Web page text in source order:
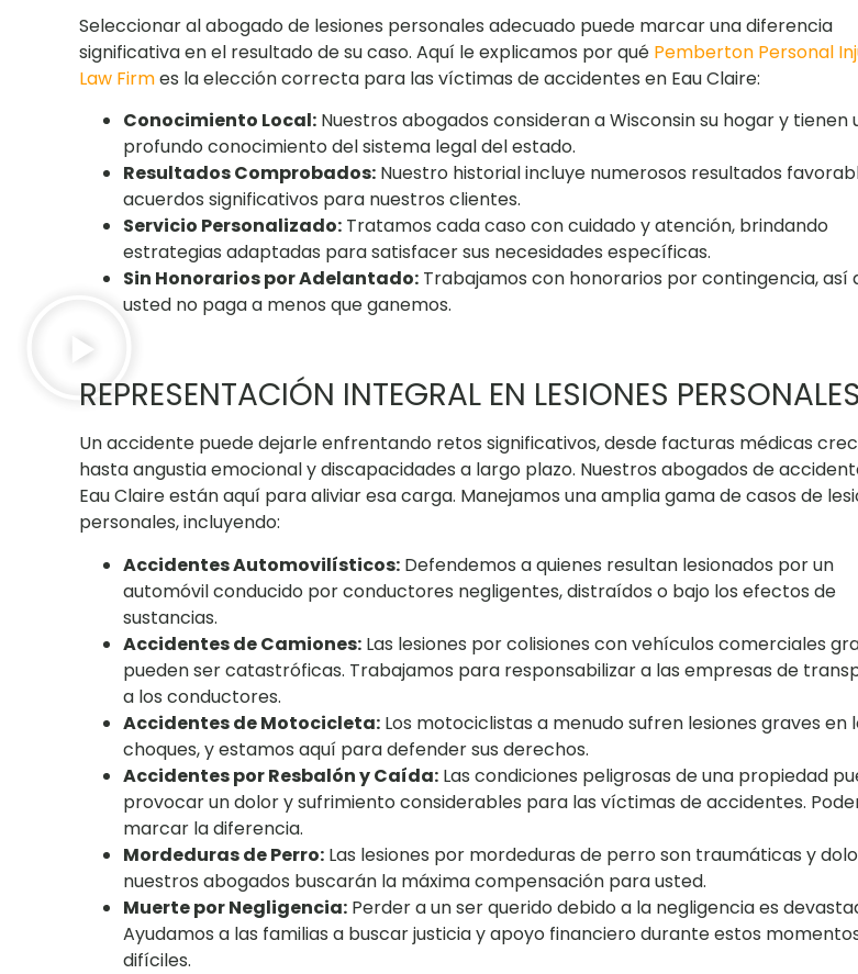
Seleccionar al abogado de lesiones personales adecuado puede marcar una diferencia
significativa en el resultado de su caso. Aquí le explicamos por qué Pemberton Personal
Law Firmes la elección correcta para las víctimas de accidentes en Eau Claire:
Conocimiento Local: Nuestros abogados consideran a Wisconsin su hogar y tienen
profundo conocimiento del sistema legal del estado.
Resultados Comprobados: Nuestro historial incluye numerosos resultados
acuerdos significativos para nuestros clientes.
Servicio Personalizado: Tratamos cada caso con cuidado y atención, brindando
estrategias adaptadas para satisfacer sus necesidades específicas.
Sin Honorarios por Adelantado: Trabajamos con honorarios por contingencia, así
usted no paga a menos que ganemos.
REPRESENTACIÓN INTEGRAL EN LESIONES PERSONALES
Un accidente puede dejarle enfrentando retos significativos, desde facturas médicas
hasta angustia emocional y discapacidades a largo plazo. Nuestros abogados de
Eau Claire están aquí para aliviar esa carga. Manejamos una amplia gama de casos de
personales, incluyendo:
Accidentes Automovilísticos: Defendemos a quienes resultan lesionados por un
automóvil conducido por conductores negligentes, distraídos o bajo los efectos de
sustancias.
Accidentes de Camiones: Las lesiones por colisiones con vehículos comerciales
pueden ser catastróficas. Trabajamos para responsabilizar a las empresas de
a los conductores.
Accidentes de Motocicleta: Los motociclistas a menudo sufren lesiones graves en
choques, y estamos aquí para defender sus derechos.
Accidentes por Resbalón y Caída: Las condiciones peligrosas de una propiedad
provocar un dolor y sufrimiento considerables para las víctimas de accidentes.
marcar la diferencia.
Mordeduras de Perro: Las lesiones por mordeduras de perro son traumáticas y
nuestros abogados buscarán la máxima compensación para usted.
Muerte por Negligencia: Perder a un ser querido debido a la negligencia es
Ayudamos a las familias a buscar justicia y apoyo financiero durante estos
difíciles.